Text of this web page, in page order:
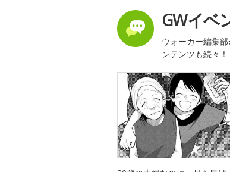
GWイベ
ウォーカー編集
ンテンツも続々！